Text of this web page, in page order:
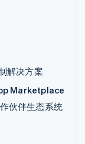
解决方案
Marketplace
伙伴生态系统